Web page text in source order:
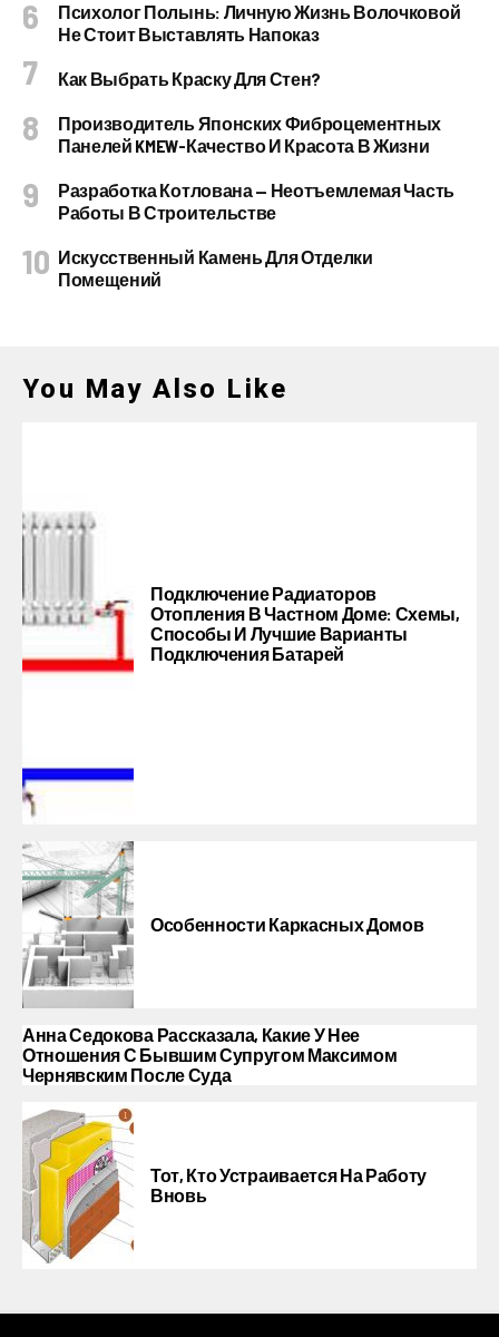
Психолог Полынь: Личную Жизнь Волочковой
Не Стоит Выставлять Напоказ
Как Выбрать Краску Для Стен?
Производитель Японских Фиброцементных
Панелей KMEW-Качество И Красота В Жизни
Разработка Котлована — Неотъемлемая Часть
Работы В Строительстве
Искусственный Камень Для Отделки
Помещений
You May Also Like
Подключение Радиаторов
Отопления В Частном Доме: Схемы,
Способы И Лучшие Варианты
Подключения Батарей
Особенности Каркасных Домов
Анна Седокова Рассказала, Какие У Нее
Отношения С Бывшим Супругом Максимом
Чернявским После Суда
Тот, Кто Устраивается На Работу
Вновь